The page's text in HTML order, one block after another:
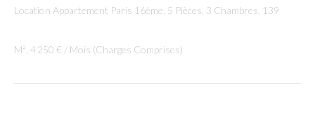
Location Appartement Paris 16ème, 5 Pièces, 3 Chambres, 139
M², 4 250 € / Mois (Charges Comprises)